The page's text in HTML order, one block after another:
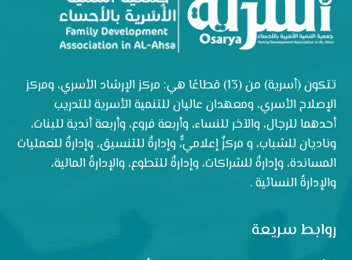
تتكون (أسرية) من (13) قطاعًا هي: مركز الإرشاد الأسري، ومركز
الإصلاح الأسري، ومعهدان عاليان للتنمية الأسرية للتدريب
أحدهما للرجال، والآخر للنساء، وأربعة فروع، وأربعة أندية للبنات،
وناديان للشباب، و مركزٌ إعلاميٌّ، وإدارةٌ للتنسيق، وإدارةٌ للعمليات
المساندة، وإدارةٌ للشراكات، وإدارةٌ للتطوع، والإدارةُ المالية،
والإدارةُ النسائية .
روابط سريعة